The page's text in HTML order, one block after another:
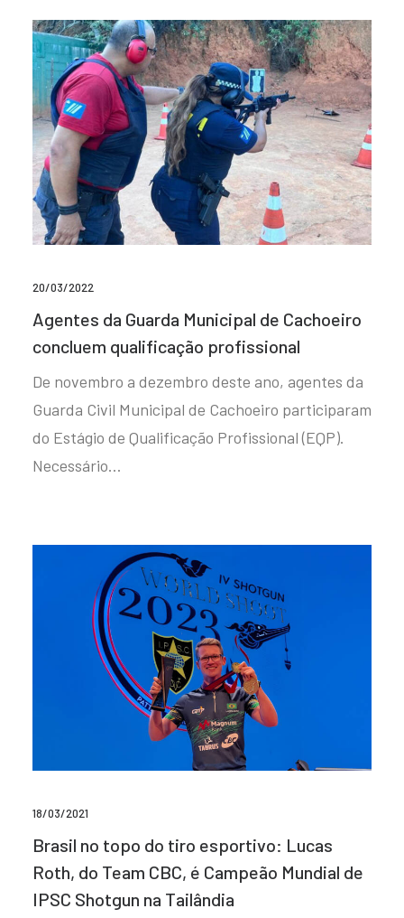
20/03/2022
Agentes da Guarda Municipal de Cachoeiro
concluem qualificação profissional
De novembro a dezembro deste ano, agentes da
Guarda Civil Municipal de Cachoeiro participaram
do Estágio de Qualificação Profissional (EQP).
Necessário…
18/03/2021
Brasil no topo do tiro esportivo: Lucas
Roth, do Team CBC, é Campeão Mundial de
IPSC Shotgun na Tailândia